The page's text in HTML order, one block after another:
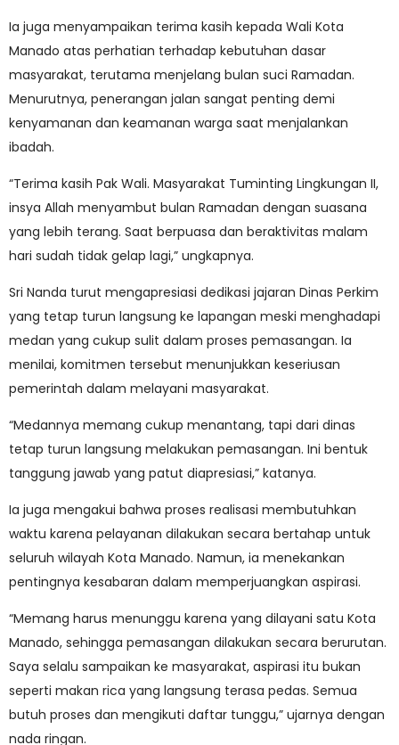
Ia juga menyampaikan terima kasih kepada Wali Kota
Manado atas perhatian terhadap kebutuhan dasar
masyarakat, terutama menjelang bulan suci Ramadan.
Menurutnya, penerangan jalan sangat penting demi
kenyamanan dan keamanan warga saat menjalankan
ibadah.
“Terima kasih Pak Wali. Masyarakat Tuminting Lingkungan II,
insya Allah menyambut bulan Ramadan dengan suasana
yang lebih terang. Saat berpuasa dan beraktivitas malam
hari sudah tidak gelap lagi,” ungkapnya.
Sri Nanda turut mengapresiasi dedikasi jajaran Dinas Perkim
yang tetap turun langsung ke lapangan meski menghadapi
medan yang cukup sulit dalam proses pemasangan. Ia
menilai, komitmen tersebut menunjukkan keseriusan
pemerintah dalam melayani masyarakat.
“Medannya memang cukup menantang, tapi dari dinas
tetap turun langsung melakukan pemasangan. Ini bentuk
tanggung jawab yang patut diapresiasi,” katanya.
Ia juga mengakui bahwa proses realisasi membutuhkan
waktu karena pelayanan dilakukan secara bertahap untuk
seluruh wilayah Kota Manado. Namun, ia menekankan
pentingnya kesabaran dalam memperjuangkan aspirasi.
“Memang harus menunggu karena yang dilayani satu Kota
Manado, sehingga pemasangan dilakukan secara berurutan.
Saya selalu sampaikan ke masyarakat, aspirasi itu bukan
seperti makan rica yang langsung terasa pedas. Semua
butuh proses dan mengikuti daftar tunggu,” ujarnya dengan
nada ringan.